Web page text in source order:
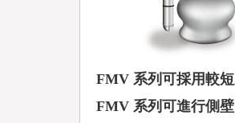
FMV 系列可採用較
FMV 系列可進行側